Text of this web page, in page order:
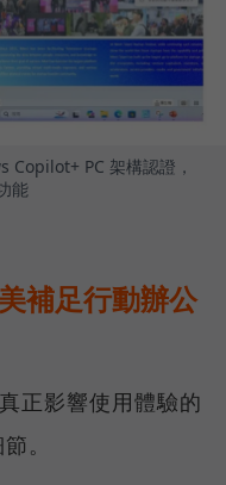
PC 架構認證，
能
補足行動辦公
正影響使用體驗的
。